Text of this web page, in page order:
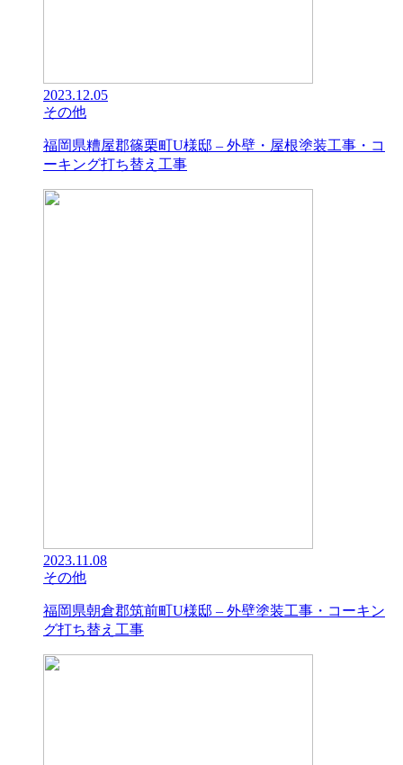
2023.12.05
その他
福岡県糟屋郡篠栗町U様邸 – 外壁・屋根塗装工事・コ
ーキング打ち替え工事
2023.11.08
その他
福岡県朝倉郡筑前町U様邸 – 外壁塗装工事・コーキン
グ打ち替え工事